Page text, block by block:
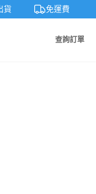
貨 免運費
查詢訂單